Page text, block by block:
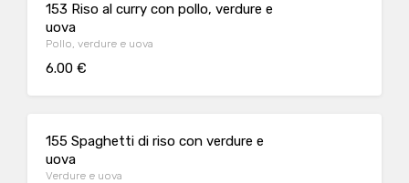
153 Riso al curry con pollo, verdure e
uova
Pollo, verdure e uova
6.00 €
155 Spaghetti di riso con verdure e
uova
Verdure e uova